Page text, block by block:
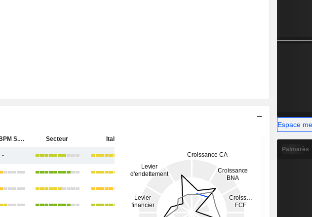
Banco BPM S.p.A. Secteur Italie
-
Espace
Palmarès